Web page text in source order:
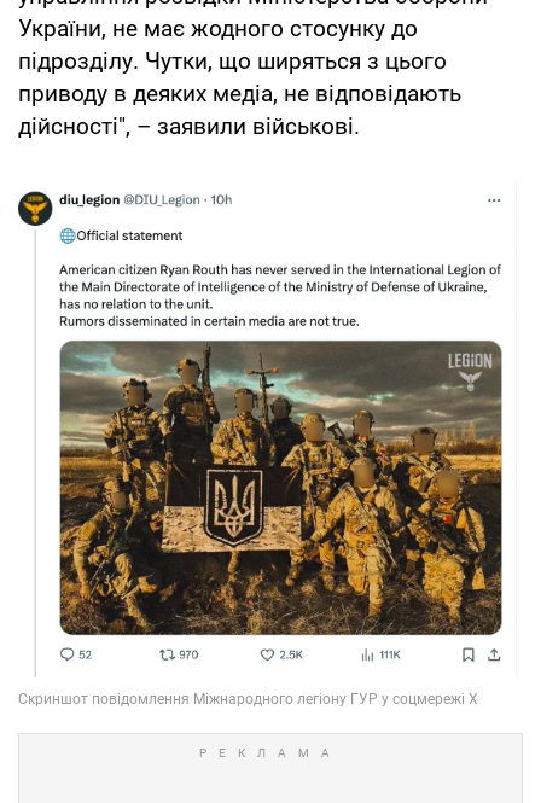
України, не має жодного стосунку до
підрозділу. Чутки, що ширяться з цього
приводу в деяких медіа, не відповідають
дійсності", – заявили військові.